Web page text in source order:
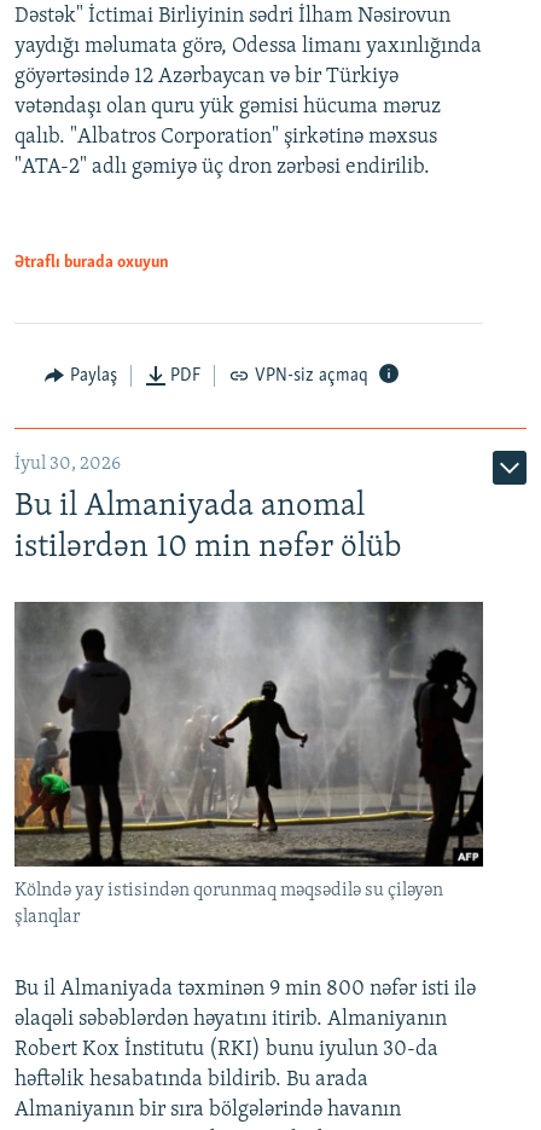
Dəstək" İctimai Birliyinin sədri İlham Nəsirovun
yaydığı məlumata görə, Odessa limanı yaxınlığında
göyərtəsində 12 Azərbaycan və bir Türkiyə
vətəndaşı olan quru yük gəmisi hücuma məruz
qalıb. "Albatros Corporation" şirkətinə məxsus
"ATA-2" adlı gəmiyə üç dron zərbəsi endirilib.
Ətraflı burada oxuyun
Paylaş PDF VPN-siz açmaq
İyul 30, 2026
Bu il Almaniyada anomal
istilərdən 10 min nəfər ölüb
Kölndə yay istisindən qorunmaq məqsədilə su çiləyən
şlanqlar
Bu il Almaniyada təxminən 9 min 800 nəfər isti ilə
əlaqəli səbəblərdən həyatını itirib. Almaniyanın
Robert Kox İnstitutu (RKI) bunu iyulun 30-da
həftəlik hesabatında bildirib. Bu arada
Almaniyanın bir sıra bölgələrində havanın